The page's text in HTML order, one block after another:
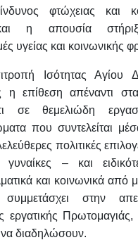
φτώχειας και
η απουσία
υγείας και κοινωνικής
Ισότητας Αγίου
επίθεση απέναντι
σε θεμελιώδη
που συντελείται
πολιτικές
γυναίκες – και
και κοινωνικά από
στην
εργατικής Πρωτομαγιάς,
να διαδηλώσουν.